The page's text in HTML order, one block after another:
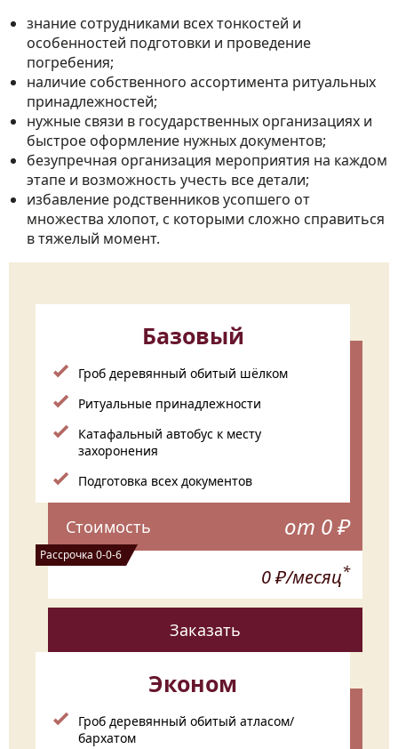
знание сотрудниками всех тонкостей и
особенностей подготовки и проведение
погребения;
наличие собственного ассортимента ритуальных
принадлежностей;
нужные связи в государственных организациях и
быстрое оформление нужных документов;
безупречная организация мероприятия на каждом
этапе и возможность учесть все детали;
избавление родственников усопшего от
множества хлопот, с которыми сложно справиться
в тяжелый момент.
Базовый
Гроб деревянный обитый шёлком
Ритуальные принадлежности
Катафальный автобус к месту
захоронения
Подготовка всех документов
Стоимость от 0 ₽
Рассрочка 0-0-6
0 ₽/месяц*
Заказать
Эконом
Гроб деревянный обитый атласом/
бархатом